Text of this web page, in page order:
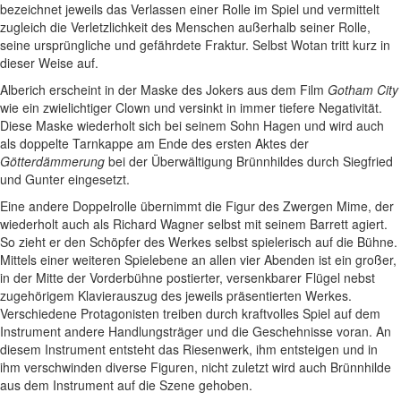
bezeichnet jeweils das Verlassen einer Rolle im Spiel und vermittelt
zugleich die Verletzlichkeit des Menschen außerhalb seiner Rolle,
seine ursprüngliche und gefährdete Fraktur. Selbst Wotan tritt kurz in
dieser Weise auf.
Alberich erscheint in der Maske des Jokers aus dem Film Gotham City
wie ein zwielichtiger Clown und versinkt in immer tiefere Negativität.
Diese Maske wiederholt sich bei seinem Sohn Hagen und wird auch
als doppelte Tarnkappe am Ende des ersten Aktes der
Götterdämmerung bei der Überwältigung Brünnhildes durch Siegfried
und Gunter eingesetzt.
Eine andere Doppelrolle übernimmt die Figur des Zwergen Mime, der
wiederholt auch als Richard Wagner selbst mit seinem Barrett agiert.
So zieht er den Schöpfer des Werkes selbst spielerisch auf die Bühne.
Mittels einer weiteren Spielebene an allen vier Abenden ist ein großer,
in der Mitte der Vorderbühne postierter, versenkbarer Flügel nebst
zugehörigem Klavierauszug des jeweils präsentierten Werkes.
Verschiedene Protagonisten treiben durch kraftvolles Spiel auf dem
Instrument andere Handlungsträger und die Geschehnisse voran. An
diesem Instrument entsteht das Riesenwerk, ihm entsteigen und in
ihm verschwinden diverse Figuren, nicht zuletzt wird auch Brünnhilde
aus dem Instrument auf die Szene gehoben.